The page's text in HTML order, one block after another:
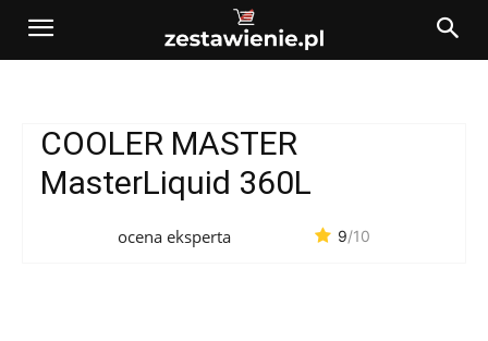
COOLER MASTER
MasterLiquid 360L
ocena eksperta 9/10